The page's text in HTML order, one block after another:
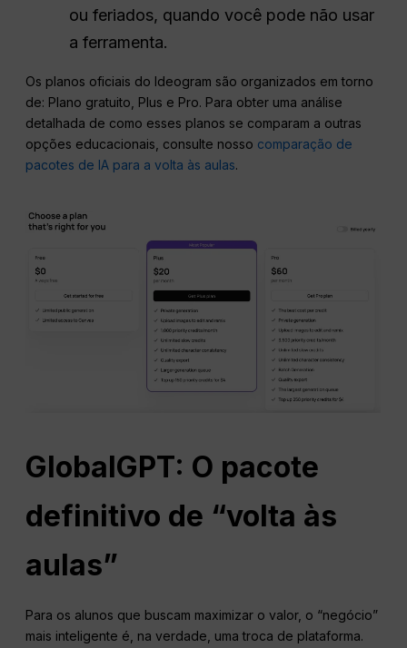
ou feriados, quando você pode não usar
a ferramenta.
Os planos oficiais do Ideogram são organizados em torno
de: Plano gratuito, Plus e Pro. Para obter uma análise
detalhada de como esses planos se comparam a outras
opções educacionais, consulte nosso comparação de
pacotes de IA para a volta às aulas.
GlobalGPT: O pacote
definitivo de “volta às
aulas”
Para os alunos que buscam maximizar o valor, o “negócio”
mais inteligente é, na verdade, uma troca de plataforma.